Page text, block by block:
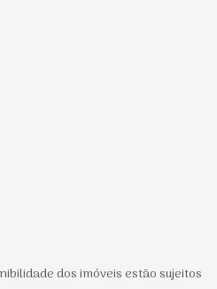
dos imóveis estão sujeitos